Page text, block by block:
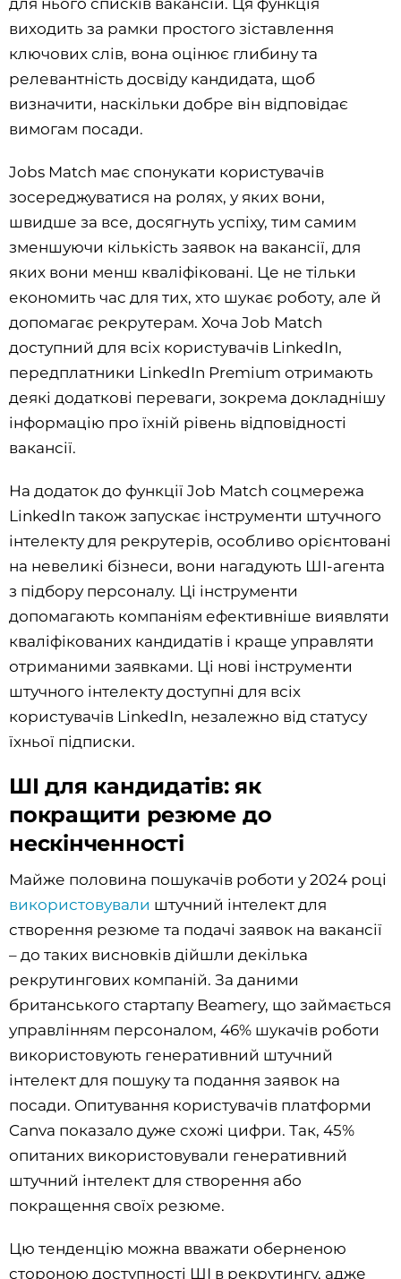
для нього списків вакансій. Ця функція
виходить за рамки простого зіставлення
ключових слів, вона оцінює глибину та
релевантність досвіду кандидата, щоб
визначити, наскільки добре він відповідає
вимогам посади.
Jobs Match має спонукати користувачів
зосереджуватися на ролях, у яких вони,
швидше за все, досягнуть успіху, тим самим
зменшуючи кількість заявок на вакансії, для
яких вони менш кваліфіковані. Це не тільки
економить час для тих, хто шукає роботу, але й
допомагає рекрутерам. Хоча Job Match
доступний для всіх користувачів LinkedIn,
передплатники LinkedIn Premium отримають
деякі додаткові переваги, зокрема докладнішу
інформацію про їхній рівень відповідності
вакансії.
На додаток до функції Job Match соцмережа
LinkedIn також запускає інструменти штучного
інтелекту для рекрутерів, особливо орієнтовані
на невеликі бізнеси, вони нагадують ШІ-агента
з підбору персоналу. Ці інструменти
допомагають компаніям ефективніше виявляти
кваліфікованих кандидатів і краще управляти
отриманими заявками. Ці нові інструменти
штучного інтелекту доступні для всіх
користувачів LinkedIn, незалежно від статусу
їхньої підписки.
ШІ для кандидатів: як
покращити резюме до
нескінченності
Майже половина пошукачів роботи у 2024 році
використовували штучний інтелект для
створення резюме та подачі заявок на вакансії
– до таких висновків дійшли декілька
рекрутингових компаній. За даними
британського стартапу Beamery, що займається
управлінням персоналом, 46% шукачів роботи
використовують генеративний штучний
інтелект для пошуку та подання заявок на
посади. Опитування користувачів платформи
Canva показало дуже схожі цифри. Так, 45%
опитаних використовували генеративний
штучний інтелект для створення або
покращення своїх резюме.
Цю тенденцію можна вважати оберненою
стороною доступності ШІ в рекрутингу, адже